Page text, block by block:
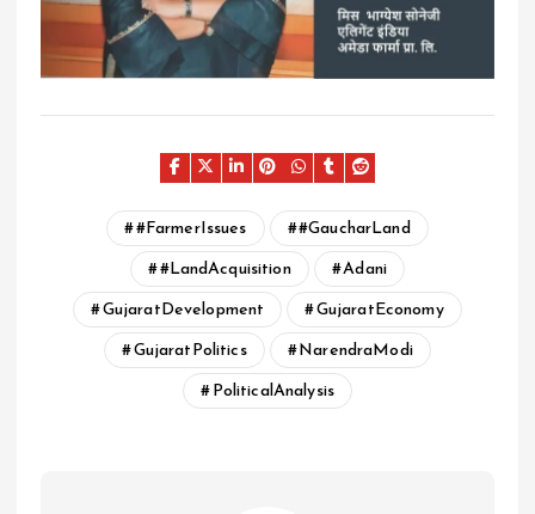
#FarmerIssues #GaucharLand
#LandAcquisition Adani
GujaratDevelopment GujaratEconomy
GujaratPolitics NarendraModi
PoliticalAnalysis